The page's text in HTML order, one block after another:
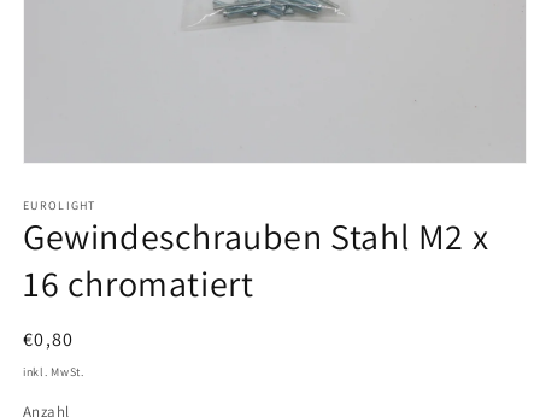
in
Modal
öffnen
EUROLIGHT
Gewindeschrauben Stahl M2 x
16 chromatiert
Normaler
Preis
€0,80
inkl. MwSt.
Anzahl